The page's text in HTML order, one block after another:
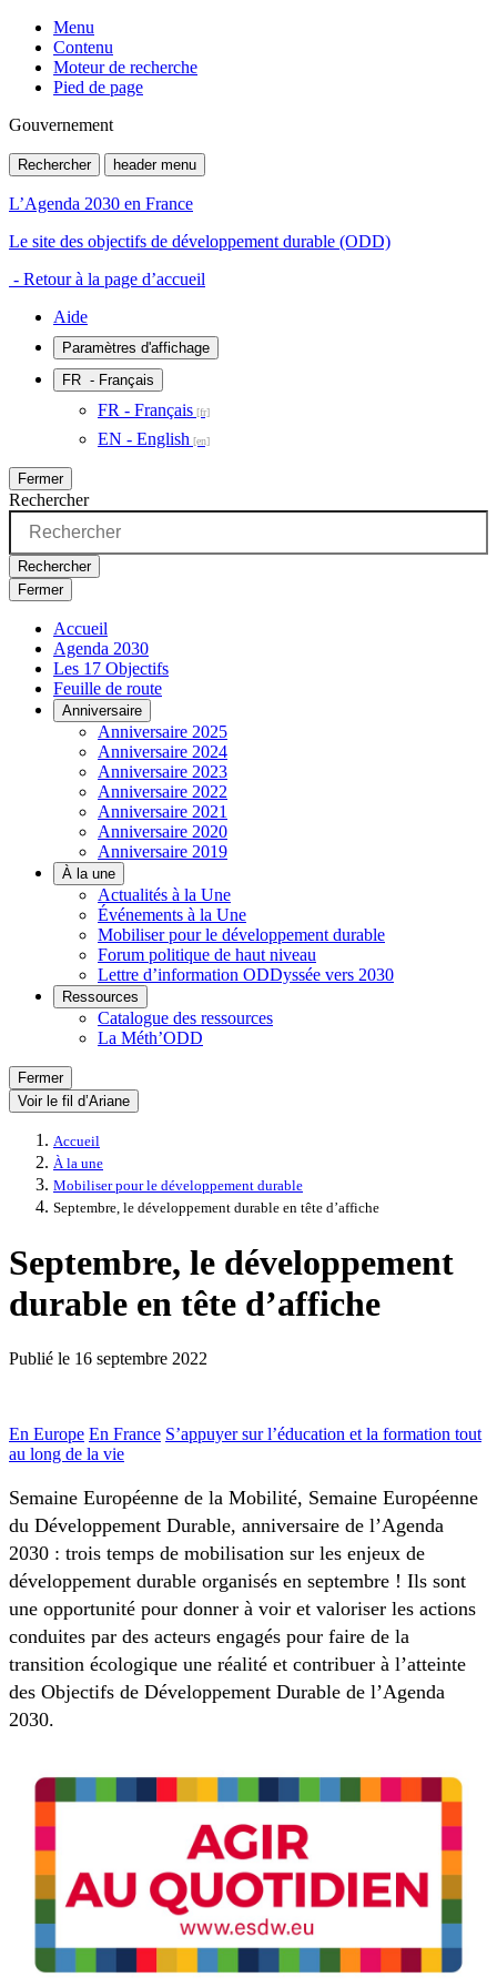
Menu
Contenu
Moteur de recherche
Pied de page
Gouvernement
Rechercher header menu
L’Agenda 2030 en France
Le site des objectifs de développement durable (ODD)
- Retour à la page d’accueil
Aide
Paramètres d'affichage
FR - Français
FR - Français
EN - English
Fermer
Rechercher
Rechercher
Fermer
Accueil
Agenda 2030
Les 17 Objectifs
Feuille de route
Anniversaire
Anniversaire 2025
Anniversaire 2024
Anniversaire 2023
Anniversaire 2022
Anniversaire 2021
Anniversaire 2020
Anniversaire 2019
À la une
Actualités à la Une
Événements à la Une
Mobiliser pour le développement durable
Forum politique de haut niveau
Lettre d’information ODDyssée vers 2030
Ressources
Catalogue des ressources
La Méth’ODD
Fermer
Voir le fil d’Ariane
Accueil
À la une
Mobiliser pour le développement durable
Septembre, le développement durable en tête d’affiche
Septembre, le développement
durable en tête d’affiche
Publié le 16 septembre 2022
En Europe En France S’appuyer sur l’éducation et la formation tout
au long de la vie
Semaine Européenne de la Mobilité, Semaine Européenne
du Développement Durable, anniversaire de l’Agenda
2030 : trois temps de mobilisation sur les enjeux de
développement durable organisés en septembre ! Ils sont
une opportunité pour donner à voir et valoriser les actions
conduites par des acteurs engagés pour faire de la
transition écologique une réalité et contribuer à l’atteinte
des Objectifs de Développement Durable de l’Agenda
2030.